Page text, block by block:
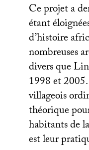
Ce projet a
étant
d’histoire
nombreuses
divers que
1998 et
villageois
théorique
habitants de
est leur